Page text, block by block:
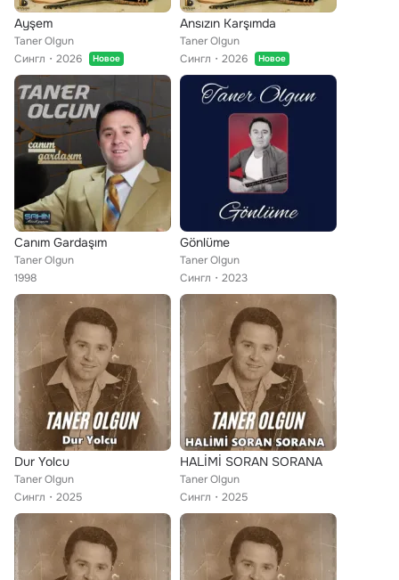
Ayşem
Taner Olgun
Сингл
2026 Новое
Ansızın Karşımda
Taner Olgun
Сингл
2026 Новое
Canım Gardaşım
Taner Olgun
1998
Gönlüme
Taner Olgun
Сингл
2023
Dur Yolcu
Taner Olgun
Сингл
2025
HALİMİ SORAN SORANA
Taner Olgun
Сингл
2025